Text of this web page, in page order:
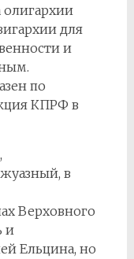
для
и
по
КПРФ в
в
Верховного
и
Ельцина, но